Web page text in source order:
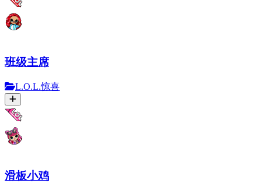
班级主席
L.O.L.惊喜
滑板小鸡